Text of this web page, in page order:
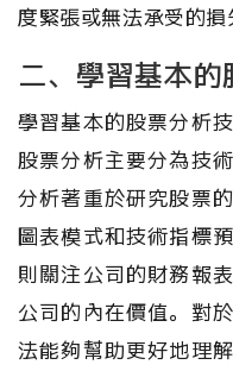
度緊張或無法承受的損
二、學習基本
學習基本的股票分析
股票分析主要分為技
分析著重於研究股票
圖表模式和技術指標
則關注公司的財務報
公司的內在價值。對
法能夠幫助更好地理